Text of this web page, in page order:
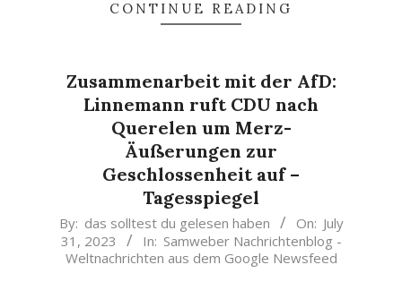
CONTINUE READING
Zusammenarbeit mit der AfD:
Linnemann ruft CDU nach
Querelen um Merz-
Äußerungen zur
Geschlossenheit auf –
Tagesspiegel
2023-
07-
31
By: das solltest du gelesen haben On: July
31, 2023
In: Samweber Nachrichtenblog -
Weltnachrichten aus dem Google Newsfeed